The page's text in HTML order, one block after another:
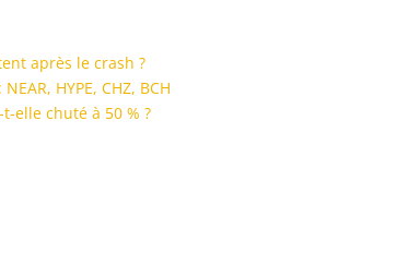
après le crash ?
HYPE, CHZ, BCH
t-elle chuté à 50 % ?